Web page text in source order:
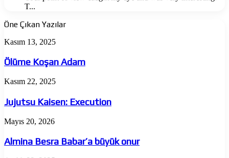
T...
Öne Çıkan Yazılar
Ölüme
Adam
Kasım 13, 2025
Ölüme Koşan Adam
Jujutsu
Execution
Kasım 22, 2025
Jujutsu Kaisen: Execution
Almina
Babar’a
büyük
Mayıs 20, 2026
Almina Besra Babar’a büyük onur